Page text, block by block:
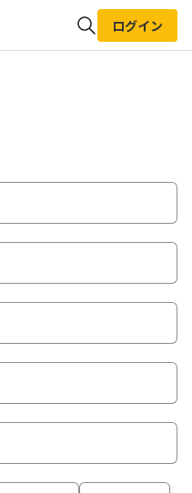
ログイン